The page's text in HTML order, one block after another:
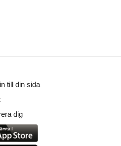
till din sida
dig